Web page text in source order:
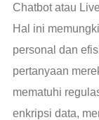
Chatbot atau
Hal ini
personal dan
pertanyaan
mematuhi
enkripsi data,